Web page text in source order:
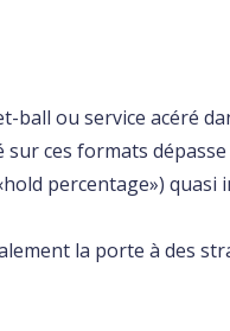
ball ou service acéré
sur ces formats
percentage​») quasi
la porte à des